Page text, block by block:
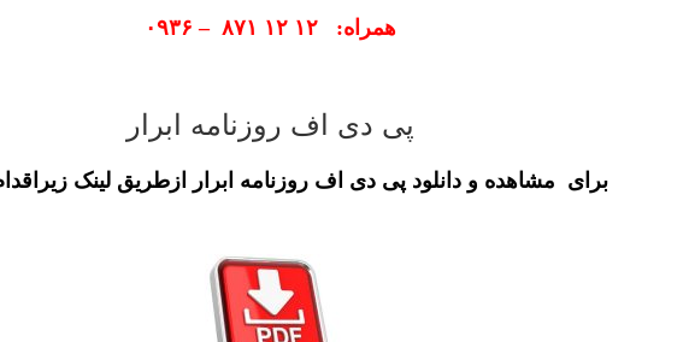
همراه: ۱۲ ۱۲ ۸۷۱ – ۰۹۳۶
پی دی اف روزنامه ابرار
برای مشاهده و دانلود پی دی اف روزنامه ابرار ازطریق لینک